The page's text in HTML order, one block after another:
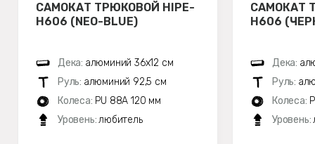
САМОКАТ ТРЮКОВОЙ HIPE-
H606 (NEO-BLUE)
Дека: алюминий 36х12 см
Руль: алюминий 92,5 см
Колеса: PU 88A 120 мм
Уровень:любитель
САМОКАТ
H606
Дека:
Руль:
Колеса:
Уровень: